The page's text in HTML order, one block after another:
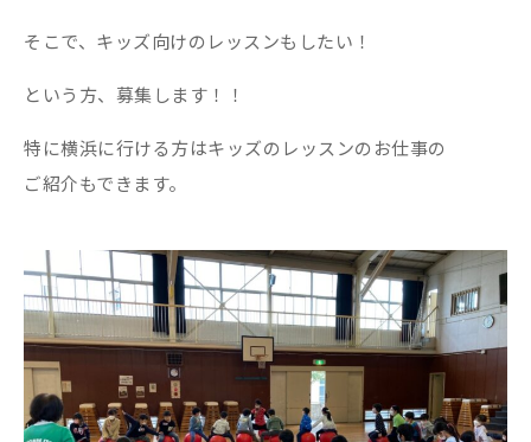
そこで、キッズ向けのレッスンもしたい！
という方、募集します！！
特に横浜に行ける方はキッズのレッスンのお仕事の
ご紹介もできます。